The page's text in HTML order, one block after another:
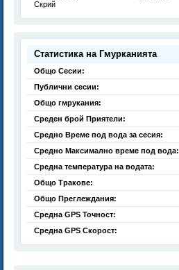
Скрий
Статистика на Гмурканията
Общо Сесии:
Публични сесии:
Общо гмрукания:
Среден брой Приятели:
Средно Време под вода за сесия:
Средно Максимално време под вода:
Средна температура на водата:
Общо Тракове:
Общо Преглеждания:
Средна GPS Точност:
Средна GPS Скорост: